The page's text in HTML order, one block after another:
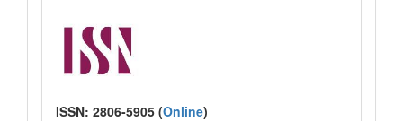
ISSN: 2806-5905 (Online)